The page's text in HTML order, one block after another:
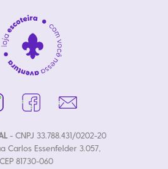
- CNPJ 33.788.431/0202-20
Carlos Essenfelder 3.057,
81730-060